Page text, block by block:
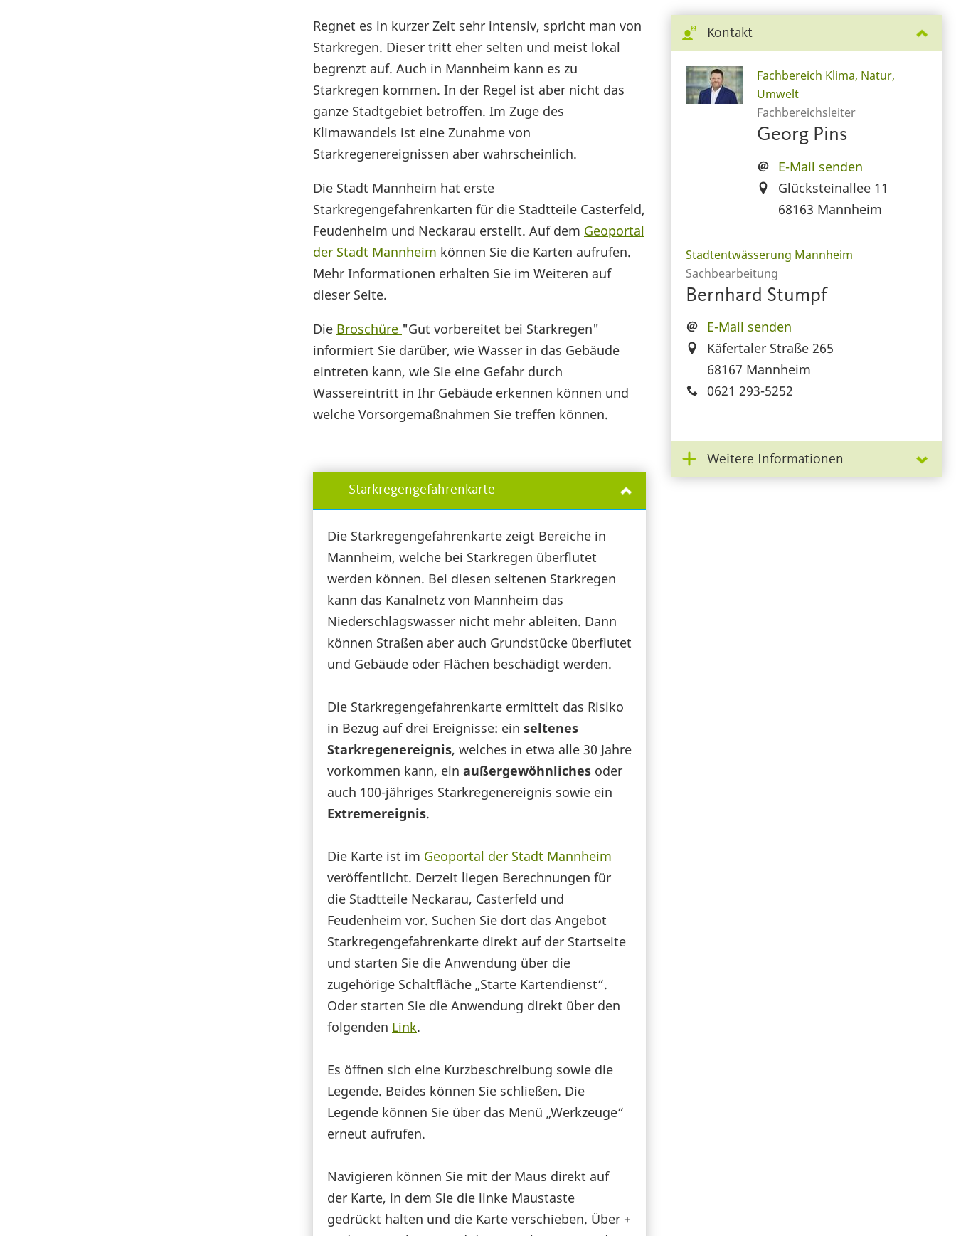
Kontakt
Fachbereich Klima, Natur,
Umwelt
Fachbereichsleiter
Georg Pins
E-Mail senden
Glücksteinallee 11
68163 Mannheim
Stadtentwässerung Mannheim
Sachbearbeitung
Bernhard Stumpf
E-Mail senden
Käfertaler Straße 265
68167 Mannheim
0621 293-5252
Weitere Informationen
Regnet es in kurzer Zeit sehr intensiv, spricht man von
Starkregen. Dieser tritt eher selten und meist lokal
begrenzt auf. Auch in Mannheim kann es zu
Starkregen kommen. In der Regel ist aber nicht das
ganze Stadtgebiet betroffen. Im Zuge des
Klimawandels ist eine Zunahme von
Starkregenereignissen aber wahrscheinlich.
Die Stadt Mannheim hat erste
Starkregengefahrenkarten für die Stadtteile Casterfeld,
Feudenheim und Neckarau erstellt. Auf dem Geoportal
der Stadt Mannheim können Sie die Karten aufrufen.
Mehr Informationen erhalten Sie im Weiteren auf
dieser Seite.
Die Broschüre "Gut vorbereitet bei Starkregen"
informiert Sie darüber, wie Wasser in das Gebäude
eintreten kann, wie Sie eine Gefahr durch
Wassereintritt in Ihr Gebäude erkennen können und
welche Vorsorgemaßnahmen Sie treffen können.
Starkregengefahrenkarte
Die Starkregengefahrenkarte zeigt Bereiche in
Mannheim, welche bei Starkregen überflutet
werden können. Bei diesen seltenen Starkregen
kann das Kanalnetz von Mannheim das
Niederschlagswasser nicht mehr ableiten. Dann
können Straßen aber auch Grundstücke überflutet
und Gebäude oder Flächen beschädigt werden.
Die Starkregengefahrenkarte ermittelt das Risiko
in Bezug auf drei Ereignisse: ein seltenes
Starkregenereignis, welches in etwa alle 30 Jahre
vorkommen kann, ein außergewöhnliches oder
auch 100-jähriges Starkregenereignis sowie ein
Extremereignis.
Die Karte ist im Geoportal der Stadt Mannheim
veröffentlicht. Derzeit liegen Berechnungen für
die Stadtteile Neckarau, Casterfeld und
Feudenheim vor. Suchen Sie dort das Angebot
Starkregengefahrenkarte direkt auf der Startseite
und starten Sie die Anwendung über die
zugehörige Schaltfläche „Starte Kartendienst“.
Oder starten Sie die Anwendung direkt über den
folgenden Link.
Es öffnen sich eine Kurzbeschreibung sowie die
Legende. Beides können Sie schließen. Die
Legende können Sie über das Menü „Werkzeuge“
erneut aufrufen.
Navigieren können Sie mit der Maus direkt auf
der Karte, in dem Sie die linke Maustaste
gedrückt halten und die Karte verschieben. Über +